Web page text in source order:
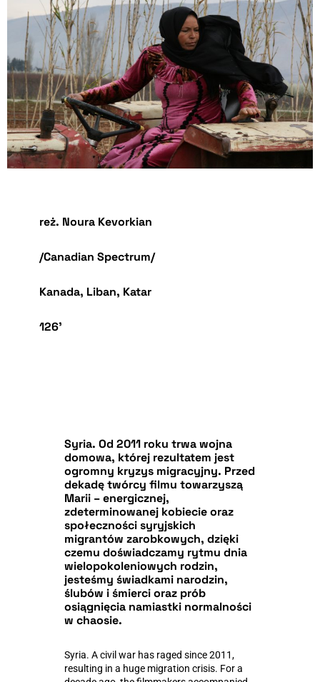
reż. Noura Kevorkian
/Canadian Spectrum/
Kanada, Liban, Katar
126’
Syria. Od 2011 roku trwa wojna
domowa, której rezultatem jest
ogromny kryzys migracyjny. Przed
dekadę twórcy filmu towarzyszą
Marii – energicznej,
zdeterminowanej kobiecie oraz
społeczności syryjskich
migrantów zarobkowych, dzięki
czemu doświadczamy rytmu dnia
wielopokoleniowych rodzin,
jesteśmy świadkami narodzin,
ślubów i śmierci oraz prób
osiągnięcia namiastki normalności
w chaosie.
Syria. A civil war has raged since 2011,
resulting in a huge migration crisis. For a